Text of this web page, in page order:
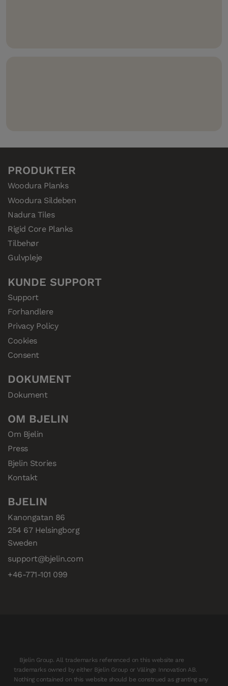
PRODUKTER
Woodura Planks
Woodura Sildeben
Nadura Tiles
Rigid Core Planks
Tilbehør
Gulvpleje
KUNDE SUPPORT
Support
Forhandlere
Privacy Policy
Cookies
Consent
DOKUMENT
Dokument
OM BJELIN
Om Bjelin
Press
Bjelin Stories
Kontakt
BJELIN
Kanongatan 86
254 67 Helsingborg
Sweden
support@bjelin.com
+46-771-101 099
Bjelin Group. All trademarks referenced on this website are
trademarks owned by either Bjelin Group or Välinge Innovation AB.
Nothing contained on this website should be construed as granting any